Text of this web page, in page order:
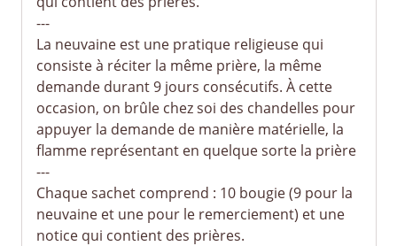
---
La neuvaine est une pratique religieuse qui
consiste à réciter la même prière, la même
demande durant 9 jours consécutifs. À cette
occasion, on brûle chez soi des chandelles pour
appuyer la demande de manière matérielle, la
flamme représentant en quelque sorte la prière
---
Chaque sachet comprend : 10 bougie (9 pour la
neuvaine et une pour le remerciement) et une
notice qui contient des prières.